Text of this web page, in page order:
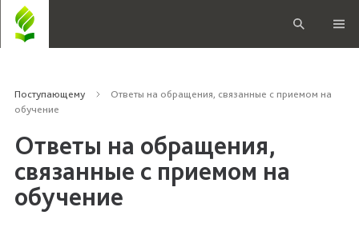
Поступающему
Ответы на обращения, связанные с приемом на
обучение
Ответы на обращения,
связанные с приемом на
обучение